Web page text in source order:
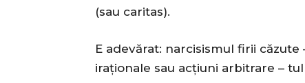
(sau caritas).
E adevărat: narcisismul firii
iraționale sau acțiuni arbitrare –